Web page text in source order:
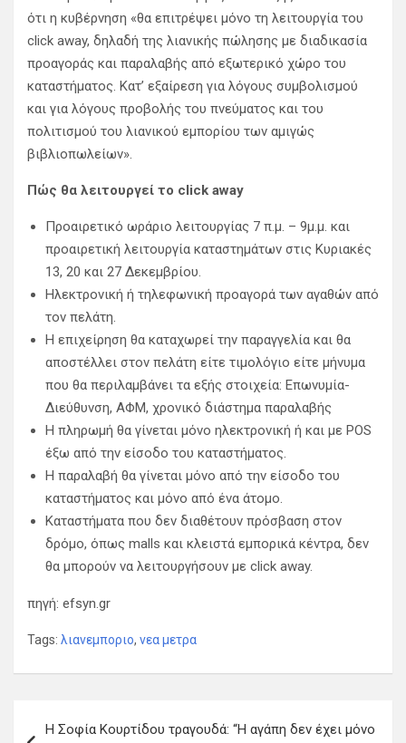
ότι η κυβέρνηση «θα επιτρέψει μόνο τη λειτουργία του
click away, δηλαδή της λιανικής πώλησης με διαδικασία
προαγοράς και παραλαβής από εξωτερικό χώρο του
καταστήματος. Κατ’ εξαίρεση για λόγους συμβολισμού
και για λόγους προβολής του πνεύματος και του
πολιτισμού του λιανικού εμπορίου των αμιγώς
βιβλιοπωλείων».
Πώς θα λειτουργεί το click away
Προαιρετικό ωράριο λειτουργίας 7 π.μ. – 9μ.μ. και
προαιρετική λειτουργία καταστημάτων στις Κυριακές
13, 20 και 27 Δεκεμβρίου.
Ηλεκτρονική ή τηλεφωνική προαγορά των αγαθών από
τον πελάτη.
Η επιχείρηση θα καταχωρεί την παραγγελία και θα
αποστέλλει στον πελάτη είτε τιμολόγιο είτε μήνυμα
που θα περιλαμβάνει τα εξής στοιχεία: Επωνυμία-
Διεύθυνση, ΑΦΜ, χρονικό διάστημα παραλαβής
Η πληρωμή θα γίνεται μόνο ηλεκτρονική ή και με POS
έξω από την είσοδο του καταστήματος.
Η παραλαβή θα γίνεται μόνο από την είσοδο του
καταστήματος και μόνο από ένα άτομο.
Καταστήματα που δεν διαθέτουν πρόσβαση στον
δρόμο, όπως malls και κλειστά εμπορικά κέντρα, δεν
θα μπορούν να λειτουργήσουν με click away.
πηγή: efsyn.gr
Tags: λιανεμποριο, νεα μετρα
Η Σοφία Κουρτίδου τραγουδά: “Η αγάπη δεν έχει μόνο